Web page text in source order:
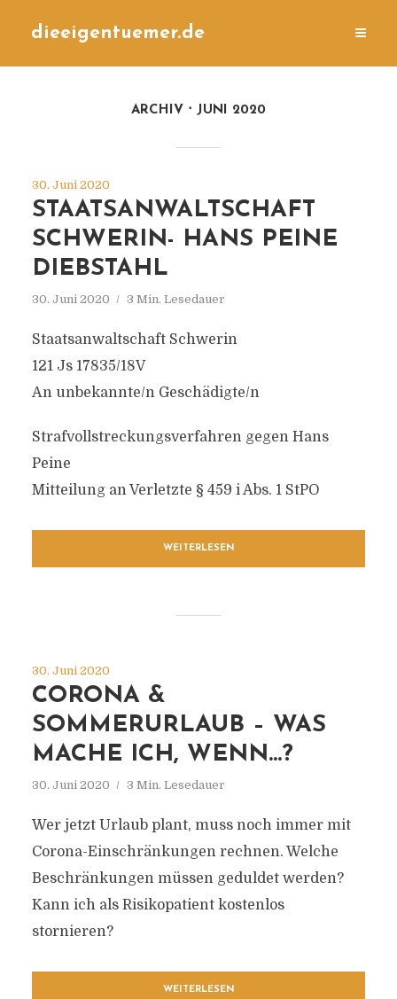
dieeigentuemer.de
ARCHIV JUNI 2020
30. Juni 2020
STAATSANWALTSCHAFT
SCHWERIN- HANS PEINE
DIEBSTAHL
30. Juni 2020 3 Min. Lesedauer
Staatsanwaltschaft Schwerin
121 Js 17835/18V
An unbekannte/n Geschädigte/n
Strafvollstreckungsverfahren gegen Hans
Peine
Mitteilung an Verletzte § 459 i Abs. 1 StPO
WEITERLESEN
30. Juni 2020
CORONA &
SOMMERURLAUB – WAS
MACHE ICH, WENN…?
30. Juni 2020 3 Min. Lesedauer
Wer jetzt Urlaub plant, muss noch immer mit
Corona-Einschränkungen rechnen. Welche
Beschränkungen müssen geduldet werden?
Kann ich als Risikopatient kostenlos
stornieren?
WEITERLESEN